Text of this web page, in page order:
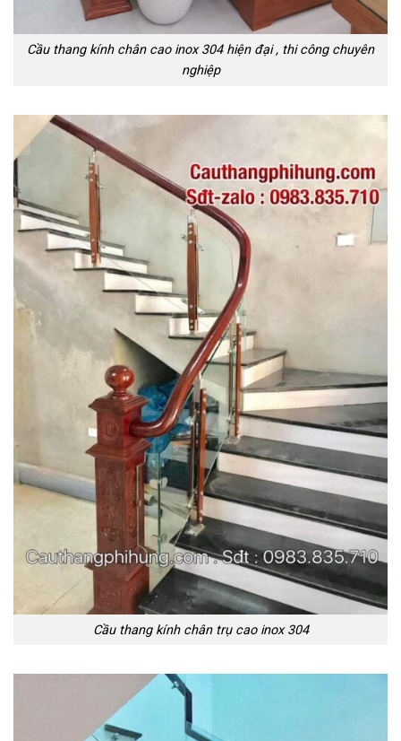
Cầu thang kính chân cao inox 304 hiện đại , thi công chuyên
nghiệp
Cầu thang kính chân trụ cao inox 304